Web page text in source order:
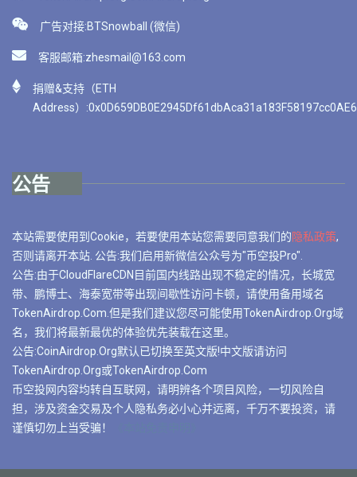
广告对接:BTSnowball (微信)
客服邮箱:zhesmail@163.com
捐赠&支持（ETH
Address）:0x0D659DB0E2945Df61dbAca31a183F58197cc0AE6
公告
本站需要使用到Cookie，若要使用本站您需要同意我们的隐私政策,
否则请离开本站. 公告:我们启用新微信公众号为"币空投Pro".
公告:由于CloudFlareCDN目前国内线路出现不稳定的情况，长城宽
带、鹏博士、海泰宽带等出现间歇性访问卡顿，请使用备用域名
TokenAirdrop.Com.但是我们建议您尽可能使用TokenAirdrop.Org域
名，我们将最新最优的体验优先装载在这里。
公告:CoinAirdrop.Org默认已切换至英文版!中文版请访问
TokenAirdrop.Org或TokenAirdrop.Com
币空投网内容均转自互联网，请明辨各个项目风险，一切风险自
担，涉及资金交易及个人隐私务必小心并远离，千万不要投资，请
谨慎切勿上当受骗！